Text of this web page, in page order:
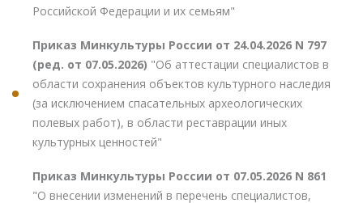
Российской Федерации и их семьям"
Приказ Минкультуры России от 24.04.2026 N 797
(ред. от 07.05.2026) "Об аттестации специалистов в
области сохранения объектов культурного наследия
(за исключением спасательных археологических
полевых работ), в области реставрации иных
культурных ценностей"
Приказ Минкультуры России от 07.05.2026 N 861
"О внесении изменений в перечень специалистов,